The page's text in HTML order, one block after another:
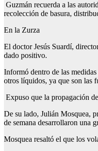
Guzmán recuerda a las
recolección de basura,
En la Zurza
El doctor Jesús Suardí,
dado positivo.
Informó dentro de las
otros líquidos, ya que son las
Expuso que la propagación
De su lado, Julián Mosquea,
de semana desarrollaron una
Mosquea resaltó el que los